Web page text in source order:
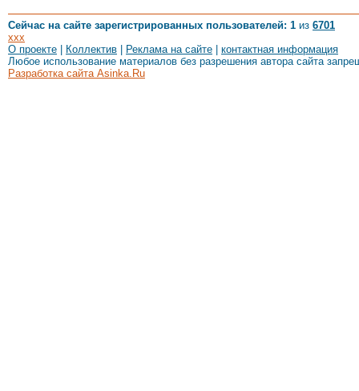
Сейчас на сайте зарегистрированных пользователей: 1 из 6701
xxx
О проекте
Коллектив Реклама на сайте
контактная информация
Любое использование материалов без разрешения автора сайта
Разработка сайта Asinka.Ru